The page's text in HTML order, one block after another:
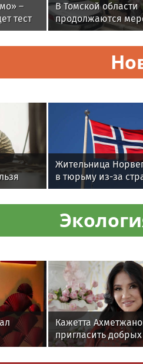
–
тест
В Томской области
продолжаются
всероссийской
ведомственной
«Каникулы с
у
Жительница
в тюрьму из-за
имени сына
Кажетта
пригласить
новый дом